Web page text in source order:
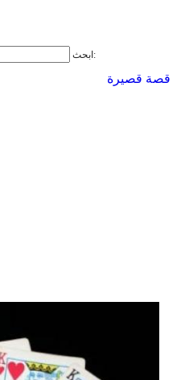
ابحث ابحث عن:
قصة قصيرة